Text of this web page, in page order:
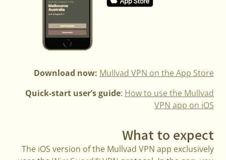
Download now: Mullvad VPN on the App Store
Quick-start user’s guide: How to use the Mullvad
VPN app on iOS
What to expect
The iOS version of the Mullvad VPN app exclusively